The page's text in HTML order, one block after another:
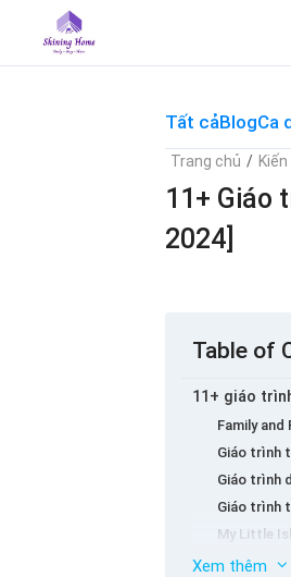
content
Tất cảBlogCa
Trang chủ /
11+ Giáo
2024]
Table of
11+ giáo
Family and
Giáo trình
Giáo trình
Giáo trình
My Little
Hook on
Xem thêm